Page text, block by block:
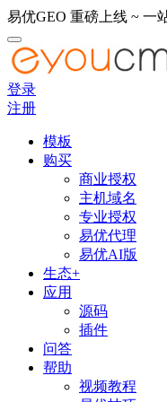
易优GEO 重磅上线 ~ 一
登录
注册
模板
购买
商业授权
主机域名
专业授权
易优代理
易优AI版
生态+
应用
源码
插件
问答
帮助
视频教程